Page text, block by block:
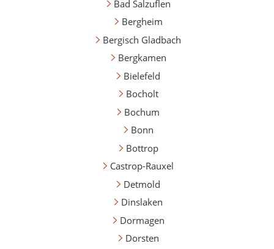
Bad Salzuflen
Bergheim
Bergisch Gladbach
Bergkamen
Bielefeld
Bocholt
Bochum
Bonn
Bottrop
Castrop-Rauxel
Detmold
Dinslaken
Dormagen
Dorsten